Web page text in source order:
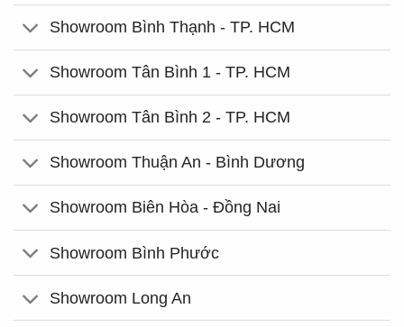
Showroom Bình Thạnh - TP. HCM
Showroom Tân Bình 1 - TP. HCM
Showroom Tân Bình 2 - TP. HCM
Showroom Thuận An - Bình Dương
Showroom Biên Hòa - Đồng Nai
Showroom Bình Phước
Showroom Long An